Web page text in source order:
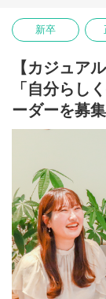
少しでも気になる
【 開催日時】
8/25（火）15:00-
【参加方法】
対面（リヴァ東京
※詳細は、お申し
ます！
【服装】
自由（ぜひ私服で
【 参加対象】
全学年対象
新卒
【カジュア
「自分らし
ーダーを募